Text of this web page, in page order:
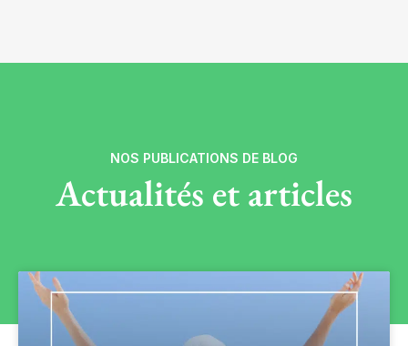
NOS PUBLICATIONS DE BLOG
Actualités et articles